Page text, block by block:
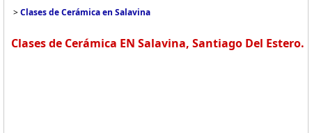
>Clases de Cerámica en Salavina
Clases de Cerámica EN Salavina, Santiago Del Estero.